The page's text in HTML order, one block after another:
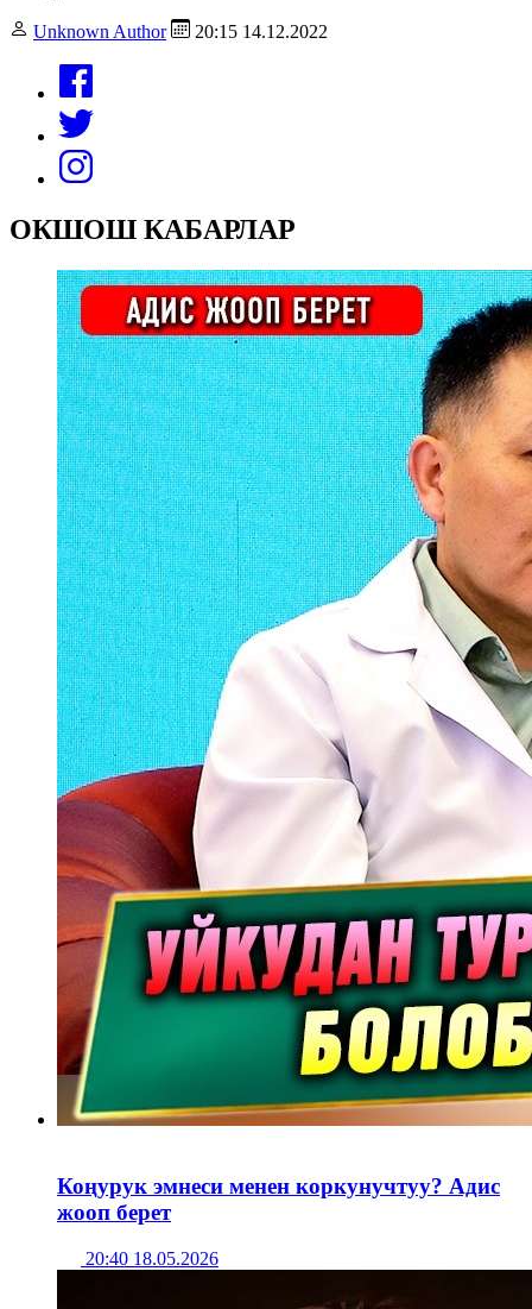
Unknown Author 20:15 14.12.2022
ОКШОШ КАБАРЛАР
Коңурук эмнеси менен коркунучтуу? Адис
жооп берет
20:40 18.05.2026